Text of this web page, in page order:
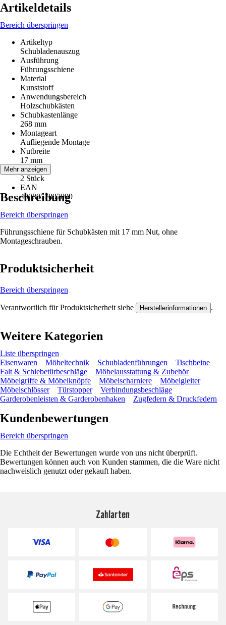
Artikeldetails
Bereich überspringen
Artikeltyp
Schubladenauszug
Ausführung
Führungsschiene
Material
Kunststoff
Anwendungsbereich
Holzschubkästen
Schubkastenlänge
268 mm
Montageart
Aufliegende Montage
Nutbreite
17 mm
Inhalt
2 Stück
EAN
4008057897099
Mehr anzeigen
Beschreibung
Bereich überspringen
Führungsschiene für Schubkästen mit 17 mm Nut, ohne
Montageschrauben.
Produktsicherheit
Bereich überspringen
Verantwortlich für Produktsicherheit siehe Herstellerinformationen .
Weitere Kategorien
Liste überspringen
Eisenwaren
Möbeltechnik Schubladenführungen
Tischbeine
Falt & Schiebetürbeschläge
Möbelausstattung & Zubehör
Möbelgriffe & Möbelknöpfe
Möbelscharniere
Möbelgleiter
Möbelschlösser
Türstopper
Verbindungsbeschläge
Garderobenleisten & Garderobenhaken
Zugfedern & Druckfedern
Kundenbewertungen
Bereich überspringen
Die Echtheit der Bewertungen wurde von uns nicht überprüft.
Bewertungen können auch von Kunden stammen, die die Ware nicht
nachweislich genutzt oder gekauft haben.
Zahlarten